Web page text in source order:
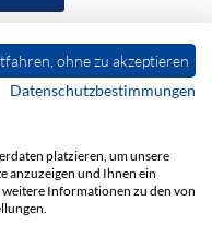
ohne zu akzeptieren
Datenschutzbestimmungen
platzieren, um unsere
anzuzeigen und Ihnen ein
Informationen zu den von